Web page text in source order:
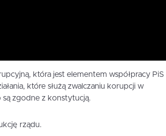
która jest elementem współpracy PiS
które służą zwalczaniu korupcji w
są zgodne z konstytucją.
rządu.